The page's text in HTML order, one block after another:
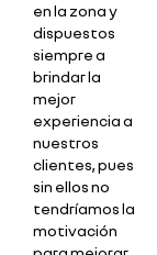
en la zona y
dispuestos
siempre a
brindar la
mejor
experiencia a
nuestros
clientes, pues
sin ellos no
tendríamos la
motivación